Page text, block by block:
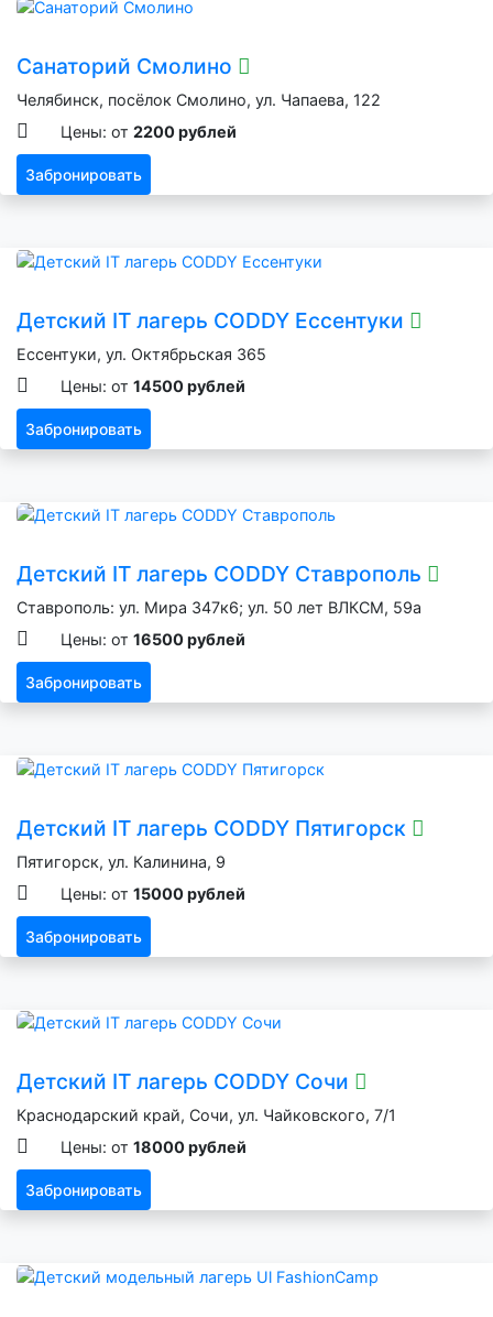
Санаторий Смолино
Челябинск, посёлок Смолино, ул. Чапаева, 122
Цены: от 2200 рублей
Забронировать
Детский IT лагерь CODDY Ессентуки
Ессентуки, ул. Октябрьская 365
Цены: от 14500 рублей
Забронировать
Детский IT лагерь CODDY Ставрополь
Ставрополь: ул. Мира 347к6; ул. 50 лет ВЛКСМ, 59а
Цены: от 16500 рублей
Забронировать
Детский IT лагерь CODDY Пятигорск
Пятигорск, ул. Калинина, 9
Цены: от 15000 рублей
Забронировать
Детский IT лагерь CODDY Сочи
Краснодарский край, Сочи, ул. Чайковского, 7/1
Цены: от 18000 рублей
Забронировать